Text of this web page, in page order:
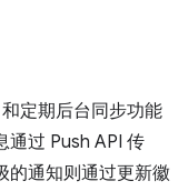
定期后台同步功能
通过 Push API 传
的通知则通过更新徽